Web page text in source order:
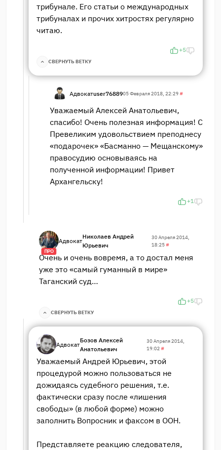
трибунале. Его статьи о международных
трибуналах и прочих хитростях регулярно
читаю.
+5
СВЕРНУТЬ ВЕТКУ
Адвокатuser7688905 Февраля 2018, 22:29#
Уважаемый Алексей Анатольевич,
спасибо! Очень полезная информация! С
Превеликим удовольствием преподнесу
«подарочек» «Басманно — Мещанскому»
правосудию основываясь на
полученной информации! Привет
Архангельску!
+1
ПРО
Адвокат
Николаев Андрей
Юрьевич
30 Апреля 2014,
18:25#
Очень и очень вовремя, а то достал меня
уже это «самый гуманный в мире»
Таганский суд…
+5
СВЕРНУТЬ ВЕТКУ
Адвокат
Бозов Алексей
Анатольевич
30 Апреля 2014,
19:02#
Уважаемый Андрей Юрьевич, этой
процедурой можно пользоваться не
дожидаясь судебного решения, т.е.
фактически сразу после «лишения
свободы» (в любой форме) можно
заполнить Вопросник и факсом в ООН.
Представляете реакцию следователя,